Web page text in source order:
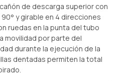
de descarga superior con
y girable en 4 direcciones
ruedas en la punta del tubo
movilidad por parte del
durante la ejecución de la
dentadas permiten la total